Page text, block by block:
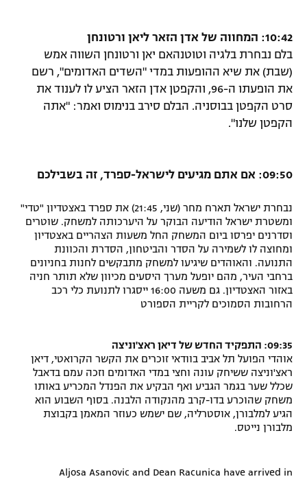
10:42: המחווה של אדן הזאר ליאן ורטונחן
בלם נבחרת בלגיה וטוטנהאם יאן ורטונחן השווה אמש
(שבת) את שיא ההופעות במדי "השדים האדומים", רשם
את הופעתו ה-96, והקפטן אדן הזאר הציע לו לענוד את
סרט הקפטן בבוסניה. הבלם סירב בנימוס ואמר: "אתה
הקפטן שלנו".
09:50: אם אתם מגיעים לישראל-ספרד, זה בשבילכם
נבחרת ישראל תארח מחר (שני, 21:45) את ספרד באצטדיון "טדי"
ומשטרת ישראל הודיעה הבוקר על היערכותה למשחק. שוטרים
וסדרנים יפרסו ביום המשחק החל משעות הצהריים באצטדיון
ומחוצה לו לשמירה על הסדר והביטחון, הסדרת והכוונת
התנועה. והאוהדים שיגיעו למשחק מתבקשים לחנות בחניונים
ברחבי העיר, מהם יופעל מערך היסעים מכיוון שלא תותר חניה
באזור האצטדיון. גם משעה 16:00 ייסגרו לתנועת כלי רכב
הרחובות הסמוכים לקריית הספורט
09:35: התפקיד החדש של דיאן ראצ'וניצה
אוהדי הפועל תל אביב בוודאי זוכרים את הקשר הקרואטי, דיאן
ראצ'וניצה ששיחק עונה וחצי במדי האדומים וזכה עמם בדאבל
שכלל שער בגמר הגביע ואף הבקיע את הפנדל המכריע באותו
משחק שהוכרע בדו-קרב מהנקודה הלבנה. בסוף השבוע הוא
הגיע למלבורן, אוסטרליה, שם ישמש כעוזר המאמן בקבוצת
מלבורן נייטס.
Aljosa Asanovic and Dean Racunica have arrived in